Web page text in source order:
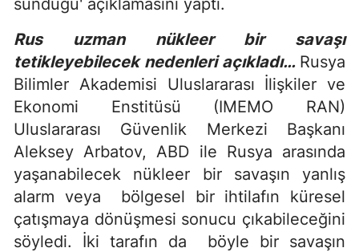
Rus uzman nükleer bir savaşı
tetikleyebilecek nedenleri açıkladı… Rusya
Bilimler Akademisi Uluslararası İlişkiler ve
Ekonomi Enstitüsü (IMEMO RAN)
Uluslararası Güvenlik Merkezi Başkanı
Aleksey Arbatov, ABD ile Rusya arasında
yaşanabilecek nükleer bir savaşın yanlış
alarm veya bölgesel bir ihtilafın küresel
çatışmaya dönüşmesi sonucu çıkabileceğini
söyledi. İki tarafın da böyle bir savaşın